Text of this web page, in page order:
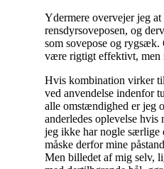
Ydermere overvejer jeg
rensdyrsoveposen, og
som sovepose og
være rigtigt effektivt, men
Hvis kombination virker
ved anvendelse indenfor
alle omstændighed er jeg
anderledes oplevelse
jeg ikke har nogle
måske derfor mine
Men billedet af mig selv,